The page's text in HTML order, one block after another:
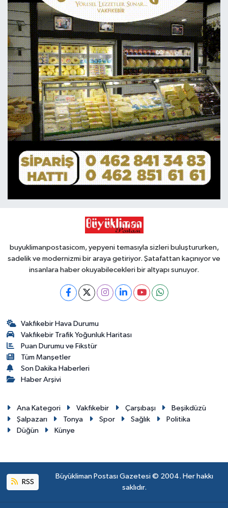
buyuklimanpostasicom, yepyeni temasıyla sizleri buluştururken,
sadelik ve modernizmi bir araya getiriyor. Şatafattan kaçınıyor ve
insanlara haber okuyabilecekleri bir altyapı sunuyor.
Vakfıkebir Hava Durumu
Vakfıkebir Trafik Yoğunluk Haritası
Puan Durumu ve Fikstür
Tüm Manşetler
Son Dakika Haberleri
Haber Arşivi
Ana Kategori Vakfıkebir Çarşıbaşı
Beşikdüzü
Şalpazarı
Tonya Spor Sağlık
Politika
Düğün
Künye
RSS
Büyükliman Postası Gazetesi © 2004. Her hakkı
saklıdır.